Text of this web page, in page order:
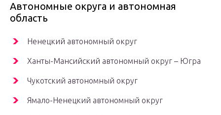
Автономные округа и автономная
область
Ненецкий автономный округ
Ханты-Мансийский автономный округ – Югра
Чукотский автономный округ
Ямало-Ненецкий автономный округ